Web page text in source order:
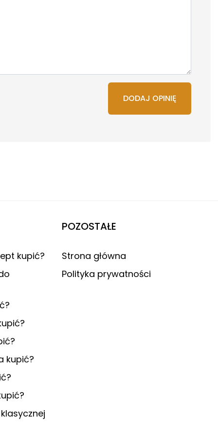
DODAJ OPINIĘ
kupić?
kupić?
POZOSTAŁE
Strona główna
Polityka prywatności